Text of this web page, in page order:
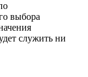
выбора
служить ни